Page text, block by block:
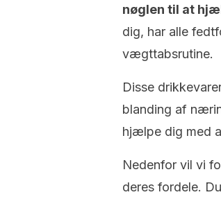
nøglen til at
dig, har alle
vægttabsrutine.
Disse
blanding af
hjælpe dig med
Nedenfor vil vi
deres fordele.